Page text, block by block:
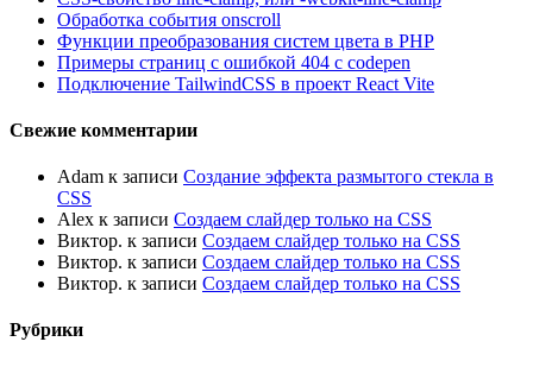
Обработка события onscroll
Функции преобразования систем цвета в PHP
Примеры страниц с ошибкой 404 с codepen
Подключение TailwindCSS в проект React Vite
Свежие комментарии
Adam к записи Создание эффекта размытого стекла в
CSS
Alex к записи Создаем слайдер только на CSS
Виктор. к записи Создаем слайдер только на CSS
Виктор. к записи Создаем слайдер только на CSS
Виктор. к записи Создаем слайдер только на CSS
Рубрики